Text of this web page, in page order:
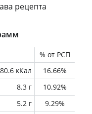
рецепта
% от РСП
кКал
16.66%
8.3 г
10.92%
5.2 г
9.29%